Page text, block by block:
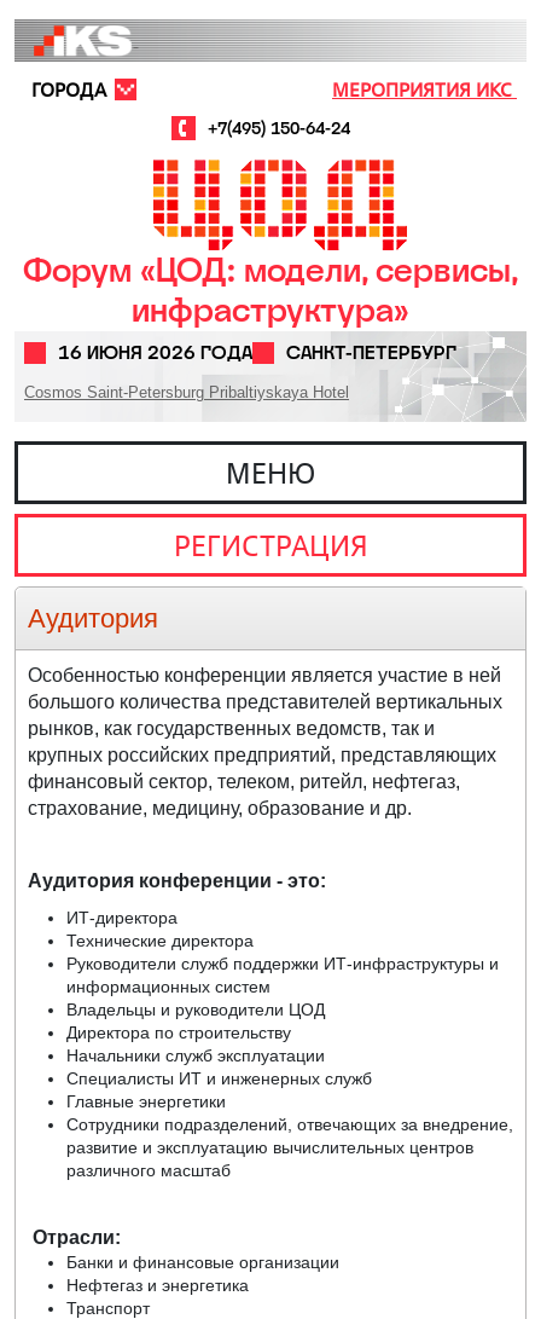
МЕРОПРИЯТИЯ ИКС
+7(495) 150-64-24
ГОРОДА
Форум «ЦОД: модели, сервисы,
инфраструктура»
16 ИЮНЯ 2026 ГОДА САНКТ-ПЕТЕРБУРГ
Cosmos Saint-Petersburg Pribaltiyskaya Hotel
МЕНЮ
РЕГИСТРАЦИЯ
Аудитория
Особенностью конференции является участие в ней
большого количества представителей вертикальных
рынков, как государственных ведомств, так и
крупных российских предприятий, представляющих
финансовый сектор, телеком, ритейл, нефтегаз,
страхование, медицину, образование и др.
Аудитория конференции - это:
ИТ-директора
Технические директора
Руководители служб поддержки ИТ-инфраструктуры и
информационных систем
Владельцы и руководители ЦОД
Директора по строительству
Начальники служб эксплуатации
Специалисты ИТ и инженерных служб
Главные энергетики
Сотрудники подразделений, отвечающих за внедрение,
развитие и эксплуатацию вычислительных центров
различного масштаб
Отрасли:
Банки и финансовые организации
Нефтегаз и энергетика
Транспорт